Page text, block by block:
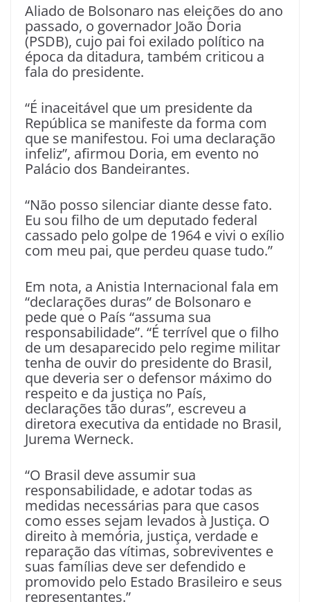
Aliado de Bolsonaro nas eleições do ano
passado, o governador João Doria
(PSDB), cujo pai foi exilado político na
época da ditadura, também criticou a
fala do presidente.
“É inaceitável que um presidente da
República se manifeste da forma com
que se manifestou. Foi uma declaração
infeliz”, afirmou Doria, em evento no
Palácio dos Bandeirantes.
“Não posso silenciar diante desse fato.
Eu sou filho de um deputado federal
cassado pelo golpe de 1964 e vivi o exílio
com meu pai, que perdeu quase tudo.”
Em nota, a Anistia Internacional fala em
“declarações duras” de Bolsonaro e
pede que o País “assuma sua
responsabilidade”. “É terrível que o filho
de um desaparecido pelo regime militar
tenha de ouvir do presidente do Brasil,
que deveria ser o defensor máximo do
respeito e da justiça no País,
declarações tão duras”, escreveu a
diretora executiva da entidade no Brasil,
Jurema Werneck.
“O Brasil deve assumir sua
responsabilidade, e adotar todas as
medidas necessárias para que casos
como esses sejam levados à Justiça. O
direito à memória, justiça, verdade e
reparação das vítimas, sobreviventes e
suas famílias deve ser defendido e
promovido pelo Estado Brasileiro e seus
representantes.”